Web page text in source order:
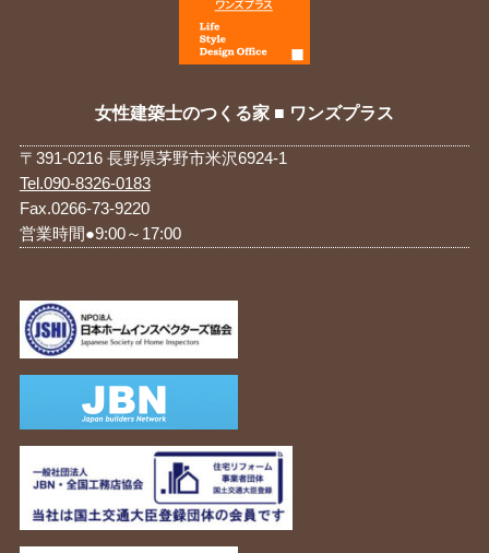
女性建築士のつくる家 ■ ワンズプラス
〒391-0216 長野県茅野市米沢6924-1
Tel.090-8326-0183
Fax.0266-73-9220
営業時間●9:00～17:00